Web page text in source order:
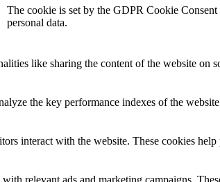
The cookie is set by the GDPR Cookie
personal data.
like sharing the content of the website on
the key performance indexes of the
interact with the website. These cookies
relevant ads and marketing campaigns.